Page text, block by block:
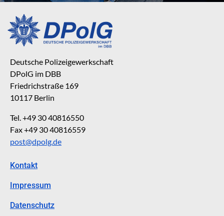
Deutsche Polizeigewerkschaft
DPolG im DBB
Friedrichstraße 169
10117 Berlin
Tel. +49 30 40816550
Fax +49 30 40816559
post@dpolg.de
Kontakt
Impressum
Datenschutz